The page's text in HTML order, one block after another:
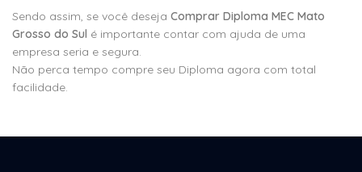
Sendo assim, se você deseja Comprar Diploma MEC Mato
Grosso do Sul é importante contar com ajuda de uma
empresa seria e segura.
Não perca tempo compre seu Diploma agora com total
facilidade.